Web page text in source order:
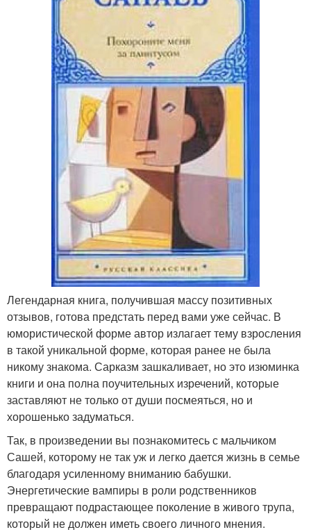
Легендарная книга, получившая массу позитивных
отзывов, готова предстать перед вами уже сейчас. В
юмористической форме автор излагает тему взросления
в такой уникальной форме, которая ранее не была
никому знакома. Сарказм зашкаливает, но это изюминка
книги и она полна поучительных изречений, которые
заставляют не только от души посмеяться, но и
хорошенько задуматься.
Так, в произведении вы познакомитесь с мальчиком
Сашей, которому не так уж и легко дается жизнь в семье
благодаря усиленному вниманию бабушки.
Энергетические вампиры в роли родственников
превращают подрастающее поколение в живого трупа,
который не должен иметь своего личного мнения.